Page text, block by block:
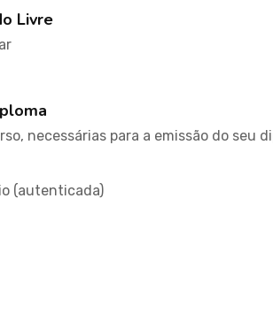
Livre
necessárias para a emissão do seu
(autenticada)